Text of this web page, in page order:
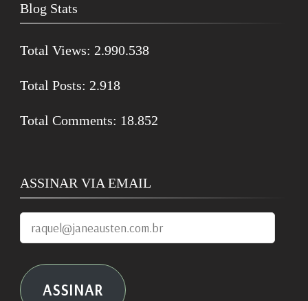
Blog Stats
Total Views: 2.990.538
Total Posts: 2.918
Total Comments: 18.852
ASSINAR VIA EMAIL
raquel@janeausten.com.br
ASSINAR